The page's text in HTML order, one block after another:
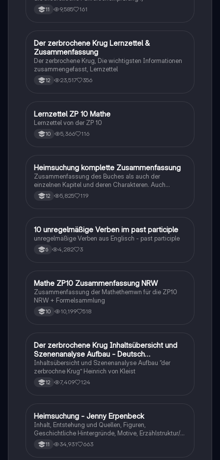
11 9,585 161
Deutsch
Der zerbrochene Krug Lernzettel &
Zusammenfassung
Der zerbrochene Krug, Die wichtigsten Informationen
zusammengefasst, Lernzettel
12 23,517 356
Mathe
Lernzettel ZP 10 Mathe
Lernzettel von der ZP 10
10 5,366 116
Deutsch
Heimsuchung komplette Zusammenfassung
Zusammenfassung des Buches als auch der
einzelnen Kapitel und deren Charakteren. Auch
tabellarisch. Im Unterricht ohne KI erstellt
12 5,825 119
1 Englisch
10 unregelmäßige Verben im past participle
unregelmäßige Verben aus Englisch - past participle
6 4,282 3
Mathe
Mathe ZP10 Zusammenfassung NRW
Zusammenfassung der Mathethemwn für die ZP10
NRW + Formelsammlung
10 10,199 518
Deutsch
Der zerbrochene Krug Inhaltsübersicht und
Szenenanalyse Aufbau - Deutsch
Q1/Q2/Abitur
Inhaltsübersicht und Szenenanalyse Aufbau “der
zerbrochne Krug” Heinrich von Kleist
12 7,409 124
Deutsch
Heimsuchung - Jenny Erpenbeck
Inhalt, Entstehung und Quellen, Figuren,
Geschichtliche Hintergründe, Motive, Erzählstruktur/-
stil 11 34,931 663